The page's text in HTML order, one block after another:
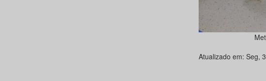
Atualizado em: Seg,